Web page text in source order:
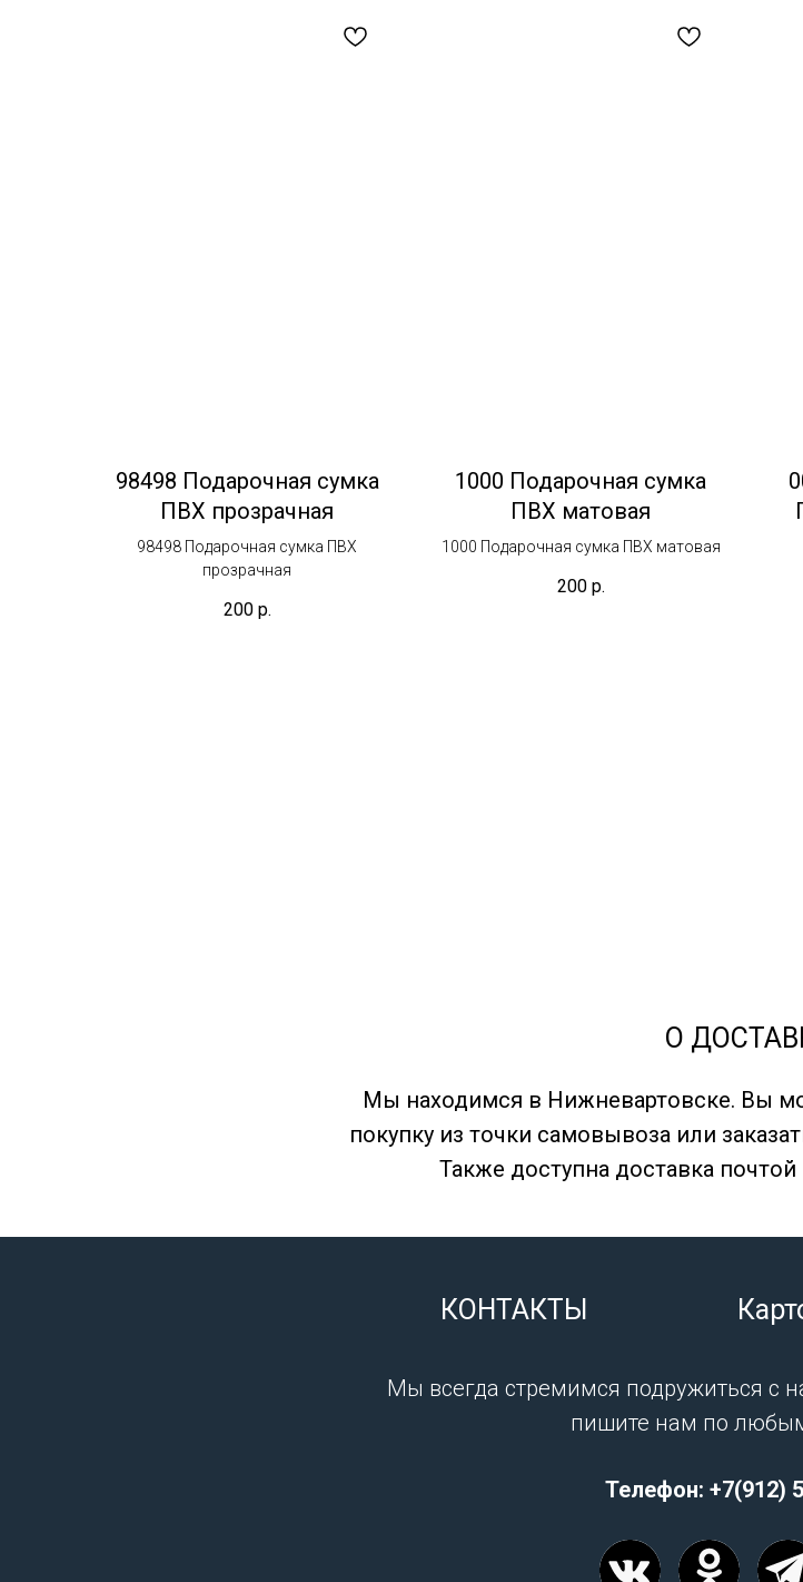
98498 Подарочная сумка
ПВХ прозрачная
98498 Подарочная сумка ПВХ
прозрачная
200 р.
1000 Подарочная сумка
ПВХ матовая
1000 Подарочная сумка ПВХ матовая
200 р.
Мы находимся в Нижневартовске. Вы
покупку из точки самовывоза или
Также доступна доставка
Мы всегда стремимся подружиться с
пишите нам по
О
КОНТАКТЫ
Телефон: +7(912)